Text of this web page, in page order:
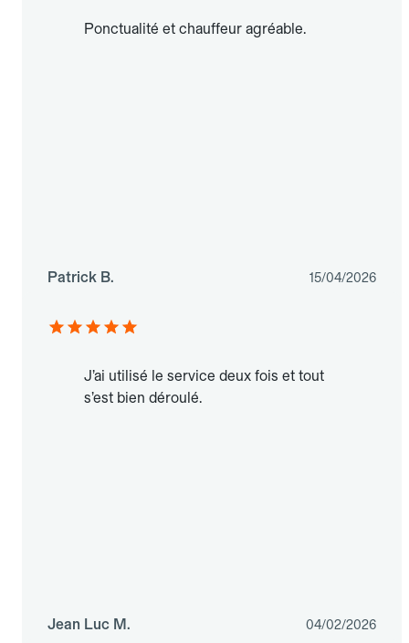
Ponctualité et chauffeur agréable.
Patrick B. 15/04/2026
J’ai utilisé le service deux fois et tout
s’est bien déroulé.
Jean Luc M. 04/02/2026